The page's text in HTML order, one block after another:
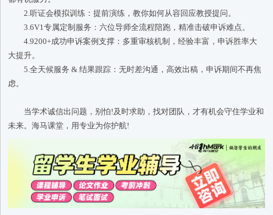
2.听证会模拟训练：提前演练，教你如何从容回应教授提问。
3.6V1专属定制服务：六位导师全流程陪跑，精准击破申诉难点。
4.9200+成功申诉案例支撑：多重审核机制，经验丰富，申诉胜率大
大提升。
5.全天候服务 & 结果跟踪：无时差沟通，高效出稿，申诉期间不再焦
虑。
当学术诚信出问题，别怕!及时求助，找对团队，才有机会守住学业和
未来。海马课堂，用专业为你护航!